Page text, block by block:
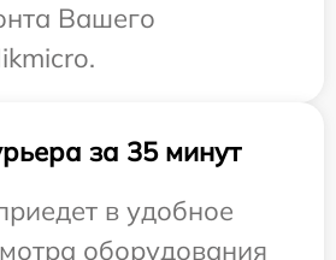
Вашего
за 35 минут
в удобное
оборудования